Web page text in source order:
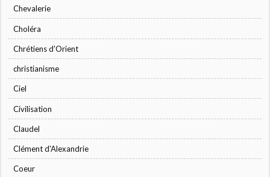
Chevalerie
Choléra
Chrétiens d'Orient
christianisme
Ciel
Civilisation
Claudel
Clément d'Alexandrie
Coeur